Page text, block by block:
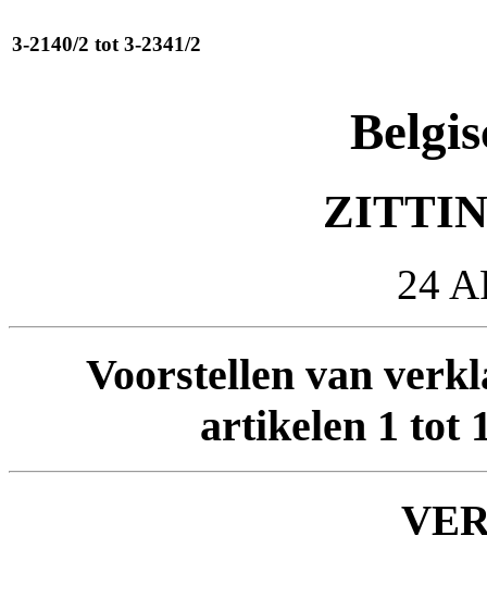
3-2140/2 tot 3-2341/2
24
Voorstellen van
artikelen 1 tot